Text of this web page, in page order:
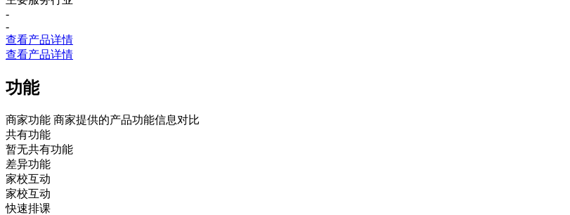
-
-
查看产品详情
查看产品详情
功能
商家功能 商家提供的产品功能信息对比
共有功能
暂无共有功能
差异功能
家校互动
家校互动
快速排课